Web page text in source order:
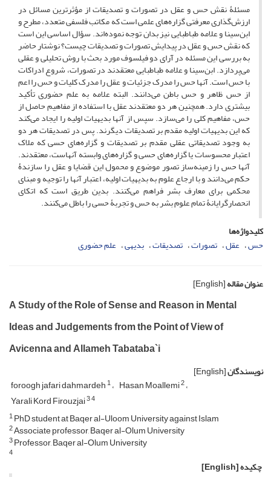
مسئلۀ نقش حس و عقل در تصورات و تصدیقات از مؤثرترین مسائل در
ارزش‌گذاری معرفتی گزاره‌های علمی است که مکاتب فلسفی متعدد، مطرح و
ابن‌سینا و علامه طباطبایی نیز بدان توجه نموده‌اند. سؤال اساسی این است
که نقش حس و عقل در پیدایش تصورات و تصدیقات چیست؟ نوشتار حاضر
به بررسی این مسئله در آرای دو فیلسوف مورد بحث با روش تحلیلی و عقلی
می‌پردازد. ابن‌سینا و علامه طباطبایی معتقدند در تصورات، شروع ادراکات
با حس است. آنها حس را مدرک جزئیات و عقل را مدرک کلیات و حس را اعم
از حس ظاهر و حس باطن می‌دانند. البته علامه به علم حضوری تأکید
بیشتری دارد. همچنین هر دو معتقدند عقل با استفاده از مفاهیم حاصل از
حس، مفاهیم کلی را می‌سازد. سپس از آنها بدیهیات اولیه را ایجاد می‌کند
که این بدیهیات اولیه مقدم بر تصدیقات دیگرند. پس در تصدیقات هر دو
به وجود تصدیقاتی عقلی مقدم بر تصدیقات و گزاره‌های حسی که ملاک
اعتبار محسوسات یا گزاره‌های حسی و گزاره‌های وابسته آنهاست، معتقدند.
آنها حس را زمینه‌ساز تصور موضوع و محمول این قضایا و عقل را سازندۀ
حکم می‌دانند و با ارجاع علوم به بدیهیات اولیه، اعتبار آنها را توجیه و مبنای
محکمی برای معارف بشر فراهم می‌کنند. بدین طریق است که اتکای
انحصارگرایانۀ تمام علوم بشر به حس و تجربۀ حسی را باطل می‌کنند.
کلیدواژه‌ها
حس عقل تصورات تصدیقات بدیهی علم حضوری
عنوان مقاله[English]
A Study of the Role of Sense and Reason in Mental
Ideas and Judgements from the Point of View of
Avicenna and Allameh Tabataba`i
نویسندگان[English]
foroogh jafari dahmardeh1 Hasan Moallemi2
Yarali Kord Firouzjai34
1PhD student at Baqer al-Uloom University against Islam
2Associate professor, Baqer al-Olum University
3Professor, Baqer al-Olum University
4
چکیده[English]